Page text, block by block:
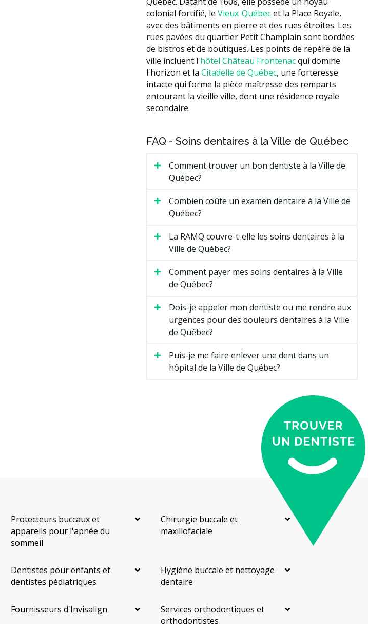
colonial fortifié, le Vieux-Québecet la Place Royale,
avec des bâtiments en pierre et des rues étroites. Les
rues pavées du quartier Petit Champlain sont bordées
de bistros et de boutiques. Les points de repère de la
ville incluent l'hôtel Château Frontenacqui domine
l'horizon et la Citadelle de Québec, une forteresse
intacte qui forme la pièce maîtresse des remparts
entourant la vieille ville, dont une résidence royale
secondaire.
FAQ - Soins dentaires à la Ville de Québec
Comment trouver un bon dentiste à la Ville de
Québec?
Combien coûte un examen dentaire à la Ville de
Québec?
La RAMQ couvre-t-elle les soins dentaires à la
Ville de Québec?
Comment payer mes soins dentaires à la Ville
de Québec?
Dois-je appeler mon dentiste ou me rendre aux
urgences pour des douleurs dentaires à la Ville
de Québec?
Puis-je me faire enlever une dent dans un
hôpital de la Ville de Québec?
Protecteurs buccaux et
appareils pour l'apnée du
sommeil
Chirurgie buccale et
maxillofaciale
Dentistes pour enfants et
dentistes pédiatriques
Hygiène buccale et nettoyage
dentaire
Fournisseurs d'Invisalign
Services orthodontiques et
orthodontistes